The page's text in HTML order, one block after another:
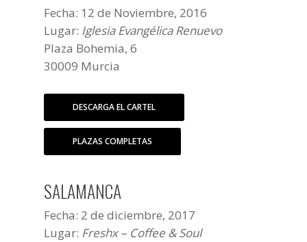
Fecha: 12 de Noviembre, 2016
Lugar: Iglesia Evangélica Renuevo
Plaza Bohemia, 6
30009 Murcia
DESCARGA EL CARTEL
PLAZAS COMPLETAS
SALAMANCA
Fecha: 2 de diciembre, 2017
Lugar: Freshx – Coffee & Soul